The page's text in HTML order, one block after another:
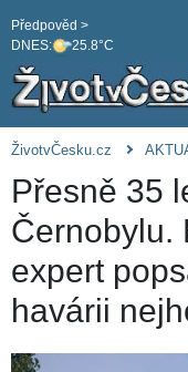
DNES: 25.8°C
Předpověd >
ŽivotvČesku.cz
Přesně 35
Černobylu.
expert
havárii